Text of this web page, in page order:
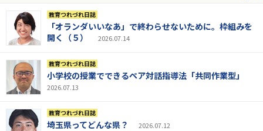
教育つれづれ日誌
「オランダいいなあ」で終わらせないために。枠組みを
開く（５）
2026.07.14
教育つれづれ日誌
小学校の授業でできるペア対話指導法「共同作業型」
2026.07.13
教育つれづれ日誌
埼玉県ってどんな県？ 2026.07.12